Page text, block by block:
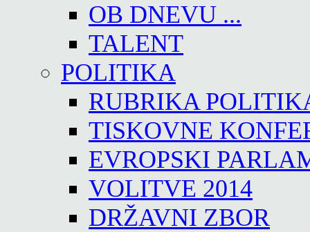
OB DNEVU ...
TALENT
POLITIKA
RUBRIKA
TISKOVNE
EVROPSKI
VOLITVE 2014
DRŽAVNI ZBOR